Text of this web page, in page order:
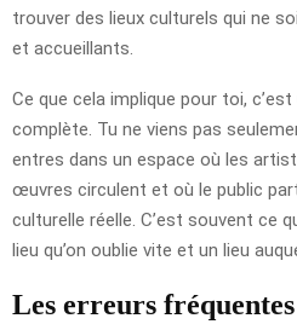
trouver des lieux culturels qui ne
et accueillants.
Ce que cela implique pour toi,
complète. Tu ne viens pas
entres dans un espace où les
œuvres circulent et où le public
culturelle réelle. C’est souvent ce
lieu qu’on oublie vite et un lieu
Les erreurs